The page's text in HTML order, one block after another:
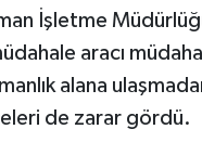
İşletme
aracı
alana
de zarar gördü.